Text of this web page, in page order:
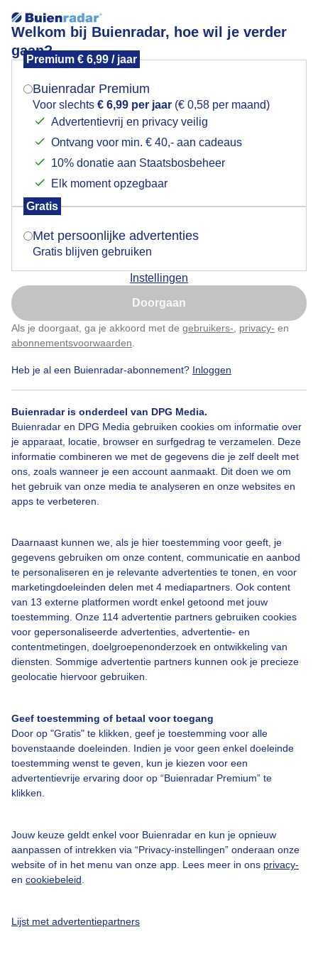
Welkom bij Buienradar, hoe wil je verder
gaan?
Premium € 6,99 / jaar
Buienradar Premium
Voor slechts € 6,99 per jaar (€ 0,58 per maand)
Advertentievrij en privacy veilig
Ontvang voor min. € 40,- aan cadeaus
10% donatie aan Staatsbosbeheer
Elk moment opzegbaar
Gratis
Met persoonlijke advertenties
Gratis blijven gebruiken
Instellingen
Doorgaan
Als je doorgaat, ga je akkoord met de gebruikers- privacy- en
abonnementsvoorwaarden
Heb je al een Buienradar-abonnement? Inloggen
Buienradar is onderdeel van DPG Media.
Buienradar en DPG Media gebruiken cookies om informatie over
je apparaat, locatie, browser en surfgedrag te verzamelen. Deze
informatie combineren we met de gegevens die je zelf deelt met
ons, zoals wanneer je een account aanmaakt. Dit doen we om
het gebruik van onze media te analyseren en onze websites en
apps te verbeteren.
Daarnaast kunnen we, als je hier toestemming voor geeft, je
gegevens gebruiken om onze content, communicatie en aanbod
te personaliseren en je relevante advertenties te tonen, en voor
marketingdoeleinden delen met 4 mediapartners. Ook content
van 13 externe platformen wordt enkel getoond met jouw
toestemming. Onze 114 advertentie partners gebruiken cookies
voor gepersonaliseerde advertenties, advertentie- en
contentmetingen, doelgroepenonderzoek en ontwikkeling van
diensten. Sommige advertentie partners kunnen ook je precieze
geolocatie hiervoor gebruiken.
Geef toestemming of betaal voor toegang
Door op "Gratis" te klikken, geef je toestemming voor alle
bovenstaande doeleinden. Indien je voor geen enkel doeleinde
toestemming wenst te geven, kun je kiezen voor een
advertentievrije ervaring door op “Buienradar Premium” te
klikken.
Jouw keuze geldt enkel voor Buienradar en kun je opnieuw
aanpassen of intrekken via “Privacy-instellingen” onderaan onze
website of in het menu van onze app. Lees meer in ons privacy-
en cookiebeleid
Lijst met advertentiepartners
Pileus Lenticularis
Door: Janneke Middendorp Gemaakt: 13-06-2026, 41x bekeken
Een moment geduld aub...
Over Buienradar
Bedrijfsgegevens
Veelgestelde vragen
Contact
Gebruikersvoorwaarden
Adverteren
Buienradar Team
Privacy beleid
Privacy instellingen
Gratis weerdata
Buienradar
Mogen we je locatie gebruiken voor het
Indien je hier nog geen akkoord op hebt gegeven,
verschijnt er zo een pop-up uit je browser waarin
Is goed, toon de popup
Nu niet, misschien later
Klik hierom dit aan te passen